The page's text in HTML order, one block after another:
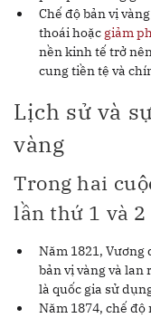
Chế độ bản vị
thoái hoặc giảm
nền kinh tế trở
cung tiền tệ và
Lịch sử và
vàng
Trong hai
lần thứ 1 và 2
Năm 1821,
bản vị vàng và lan
là quốc gia sử
Năm 1874, chế